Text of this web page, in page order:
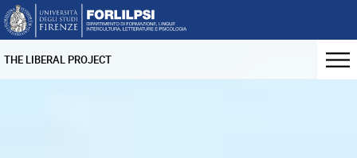
THE LIBERAL PROJECT